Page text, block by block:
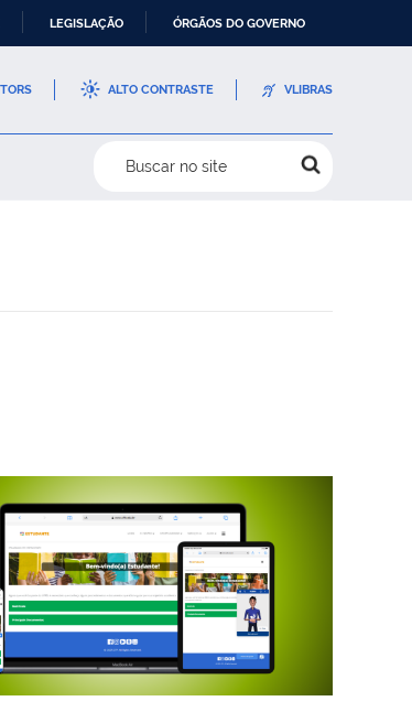
LEGISLAÇÃO ÓRGÃOS DO GOVERNO
ALTO CONTRASTE VLIBRAS
Buscar no site